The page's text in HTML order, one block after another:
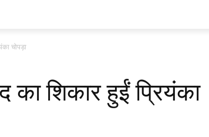
चोपड़ा
शिकार हुईं प्रियंका